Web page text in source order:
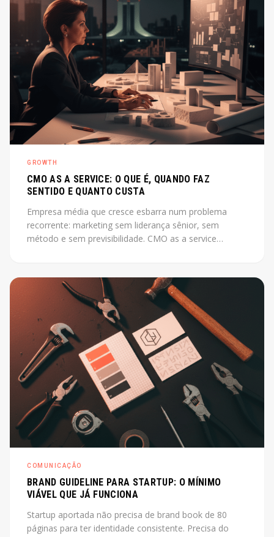
GROWTH
CMO AS A SERVICE: O QUE É, QUANDO FAZ
SENTIDO E QUANTO CUSTA
Empresa média que cresce esbarra num problema
recorrente: marketing sem liderança sênior, sem
método e sem previsibilidade. CMO as a service
quanto custa na prática.
COMUNICAÇÃO
BRAND GUIDELINE PARA STARTUP: O MÍNIMO
VIÁVEL QUE JÁ FUNCIONA
Startup aportada não precisa de brand book de 80
páginas para ter identidade consistente. Precisa do